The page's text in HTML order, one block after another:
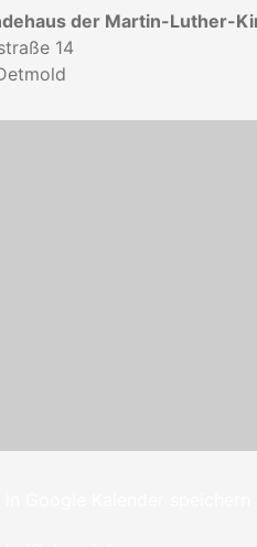
der Martin-Luther-
14